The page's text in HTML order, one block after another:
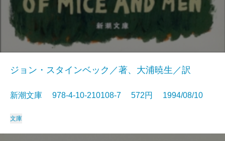
ジョン・スタインベック／著、大浦暁生／訳
新潮文庫 978-4-10-210108-7 572円 1994/08/10
文庫